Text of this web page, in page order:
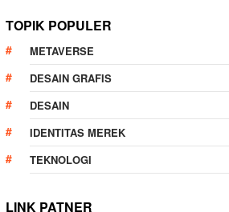
TOPIK POPULER
METAVERSE
DESAIN GRAFIS
DESAIN
IDENTITAS MEREK
TEKNOLOGI
LINK PATNER